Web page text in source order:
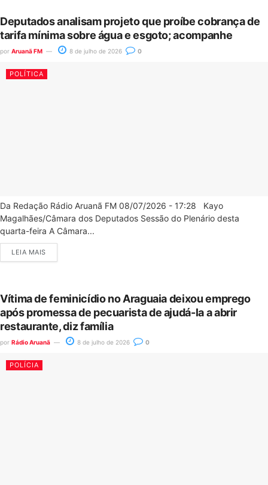
Deputados analisam projeto que proíbe cobrança de
tarifa mínima sobre água e esgoto; acompanhe
por Aruanã FM 8 de julho de 2026 0
POLÍTICA
Da Redação Rádio Aruanã FM 08/07/2026 - 17:28 Kayo
Magalhães/Câmara dos Deputados Sessão do Plenário desta
quarta-feira A Câmara...
LEIA MAIS
Vítima de feminicídio no Araguaia deixou emprego
após promessa de pecuarista de ajudá-la a abrir
restaurante, diz família
por Rádio Aruanã 8 de julho de 2026 0
POLÍCIA